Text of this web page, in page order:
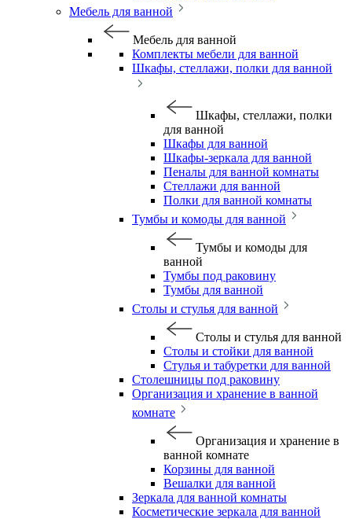
Мебель для ванной
Мебель для ванной
Комплекты мебели для ванной
Шкафы, стеллажи, полки для ванной
Шкафы, стеллажи, полки
для ванной
Шкафы для ванной
Шкафы-зеркала для ванной
Пеналы для ванной комнаты
Стеллажи для ванной
Полки для ванной комнаты
Тумбы и комоды для ванной
Тумбы и комоды для
ванной
Тумбы под раковину
Тумбы для ванной
Столы и стулья для ванной
Столы и стулья для ванной
Столы и стойки для ванной
Стулья и табуретки для ванной
Столешницы под раковину
Организация и хранение в ванной
комнате
Организация и хранение в
ванной комнате
Корзины для ванной
Вешалки для ванной
Зеркала для ванной комнаты
Косметические зеркала для ванной